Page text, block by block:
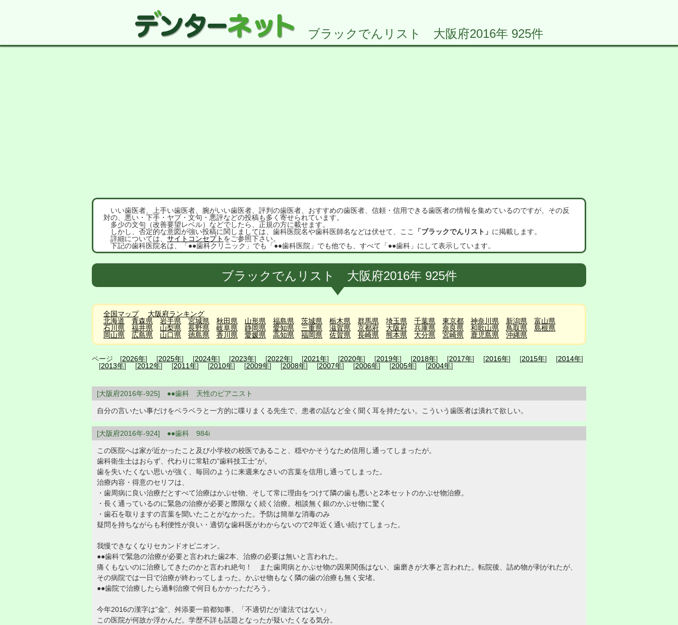
ブラックでんリスト 大阪府2016年 925件
いい歯医者、上手い歯医者、腕がいい歯医者、評判の歯医者、おすすめの歯医者、信頼・信用できる歯医者の情報を集めているのですが、その反
対の、悪い・下手・ヤブ・文句・悪評などの投稿も多く寄せられています。
多少の文句（改善要望レベル）などでしたら、正規の方に載せます。
しかし、否定的な意図が強い投稿に関しましては、歯科医院名や歯科医師名などは伏せて、ここ
「ブラックでんリスト」 に掲載します。
詳細については、 サイトコンセプト をご参照下さい。
下記の歯科医院名は、「●●歯科クリニック」でも「●●歯科医院」でも他でも、すべて「●●歯科」にして表示しています。
ブラックでんリスト 大阪府2016年 925件
全国マップ
大阪府ランキング
北海道
青森県 岩手県 宮城県 秋田県 山形県 福島県 茨城県 栃木県 群馬県 埼玉県 千葉県 東京都 神奈川県 新潟県
富山県
石川県
福井県 山梨県 長野県 岐阜県 静岡県 愛知県 三重県 滋賀県 京都府 大阪府 兵庫県 奈良県 和歌山県 鳥取県
島根県
岡山県
広島県 山口県 徳島県 香川県 愛媛県 高知県 福岡県 佐賀県 長崎県 熊本県 大分県 宮崎県 鹿児島県 沖縄県
ページ [2026年] [2025年] [2024年] [2023年] [2022年] [2021年] [2020年] [2019年] [2018年] [2017年] [2016年] [2015年] [2014年]
[2013年] [2012年] [2011年] [2010年] [2009年] [2008年] [2007年] [2006年] [2005年] [2004年]
[大阪府2016年-925] ●●歯科 天性のピアニスト
自分の言いたい事だけをベラベラと一方的に喋りまくる先生で、患者の話など全く聞く耳を持たない。こういう歯医者は潰れて欲しい。
[大阪府2016年-924] ●●歯科 984i
この医院へは家が近かったこと及び小学校の校医であること、穏やかそうなため信用し通ってしまったが。
歯科衛生士はおらず、代わりに常駐の”歯科技工士”が。
歯を失いたくない思いが強く、毎回のように来週来なさいの言葉を信用し通ってしまった。
治療内容・得意のセリフは、
・歯周病に良い治療だとすべて治療はかぶせ物、そして常に理由をつけて隣の歯も悪いと2本セットのかぶせ物治療。
・長く通っているのに緊急の治療が必要と際限なく続く治療。相談無く銀のかぶせ物に驚く
・歯石を取りますの言葉を聞いたことがなかった。予防は簡単な消毒のみ
疑問を持ちながらも利便性が良い・適切な歯科医がわからないので2年近く通い続けてしまった。
我慢できなくなりセカンドオピニオン。
●●歯科で緊急の治療が必要と言われた歯2本、治療の必要は無いと言われた。
痛くもないのに治療してきたのかと言われ絶句！ また歯周病とかぶせ物の因果関係はない、歯磨きが大事と言われた。転院後、詰め物が剥がれたが、
その病院では一日で治療が終わってしまった。かぶせ物もなく隣の歯の治療も無く安堵。
●●歯院で治療したら過剰治療で何日もかかっただろう。
今年2016の漢字は”金”、舛添要一前都知事、「不適切だが違法ではない」
この医院が何故か浮かんだ。学歴不詳も話題となったが疑いたくなる気分。